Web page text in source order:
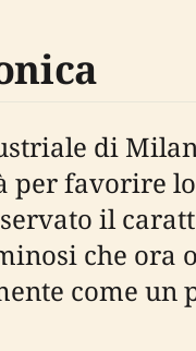
di
favorire
il
che ora
come un